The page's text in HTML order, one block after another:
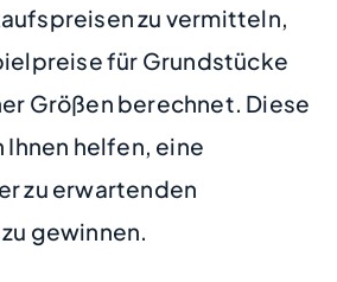
zu vermitteln,
für Grundstücke
Größen berechnet. Diese
helfen, eine
zu erwartenden
gewinnen.